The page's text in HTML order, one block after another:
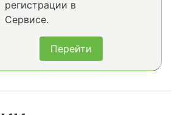
регистрации в
Сервисе.
Перейти